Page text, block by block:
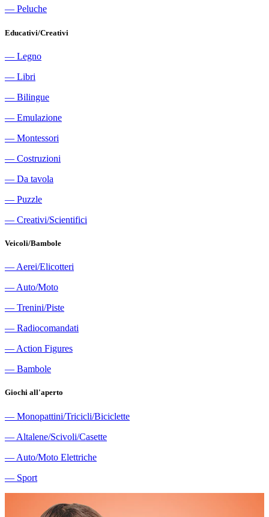
― Peluche
Educativi/Creativi
― Legno
― Libri
― Bilingue
― Emulazione
― Montessori
― Costruzioni
― Da tavola
― Puzzle
― Creativi/Scientifici
Veicoli/Bambole
― Aerei/Elicotteri
― Auto/Moto
― Trenini/Piste
― Radiocomandati
― Action Figures
― Bambole
Giochi all'aperto
― Monopattini/Tricicli/Biciclette
― Altalene/Scivoli/Casette
― Auto/Moto Elettriche
― Sport